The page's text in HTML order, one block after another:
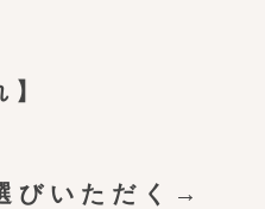
】
びいただく→